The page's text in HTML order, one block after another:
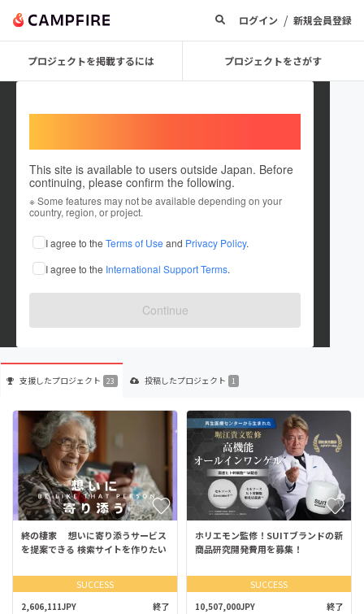
ログイン / 新規会員登録
プロジェクトを掲載するには プロジェクトをさがす
This site is available to users outside Japan. Before
continuing, please confirm the following.
※ Some features may not be available depending on your
country, region, or project.
I agree to the Terms of Use and Privacy Policy.
I agree to the International Support Terms.
Continue
やきいも専門店『菟月』＠京都嵐
プロジェクトオーナー
これまでに23回支援して1件のプロジェクトを投稿しています
在住国：日本 現在地：未設定
出身地：未設定
支援したプロジェクト 23 投稿したプロジェクト 1
終の棲家 想いに寄り添うサービス
を提案できる 検索サイトを作りたい
SUCCESS
2,606,111JPY 終了
ホリエモン監修！SUITブランドの新
商品研究開発費用を募集！
SUCCESS
10,507,000JPY 終了